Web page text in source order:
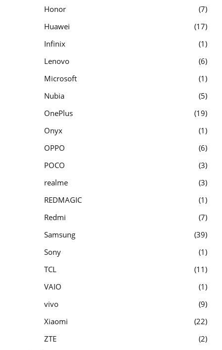
Honor
7
Huawei
17
Infinix
1
Lenovo
6
Microsoft
1
Nubia
5
OnePlus
19
Onyx
1
OPPO
6
POCO
3
realme
3
REDMAGIC
1
Redmi
7
Samsung
39
Sony
1
TCL
11
VAIO
1
vivo
9
Xiaomi
22
ZTE
2